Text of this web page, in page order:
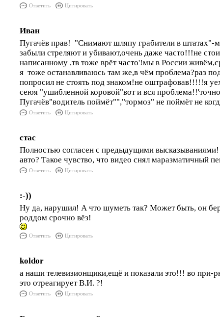
Ответить Цитировать
Иван
Пугачёв прав! "Снимают шляпу грабители в штатах"-
забыли стреляют и убивают,очень даже часто!!!не
написанному ,тв тоже врёт часто'!мы в России
я тоже останавливаюсь там же,в чём проблема?раз
попросил не стоять под знаком!не оштрафовав!!!!!я
сеюя "ушибленной коровой"вот и вся
Пугачёв"водитель поймёт"","тормоз" не поймёт не
Ответить Цитировать
стас
Полностью согласен с предыдущими
авто? Такое чувство, что видео снял маразматичный
Ответить Цитировать
:-))
Ну да, нарушил! А что шуметь так? Может быть, он
роддом срочно вёз!
Ответить Цитировать
koldor
а наши телевизионщики,ещё и показали это!!! во при-
это отреагирует В.И. ?!
Ответить Цитировать